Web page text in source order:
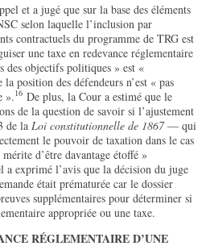
et a jugé que sur la base des éléments
selon laquelle l’inclusion par
contractuels du programme de TRG est
une taxe en redevance réglementaire
des objectifs politiques » est «
position des défendeurs n’est « pas
».16 De plus, la Cour a estimé que le
de la question de savoir si l’ajustement
de la Loi constitutionnelle de 1867— qui
le pouvoir de taxation dans le cas
d’être davantage étoffé »
a exprimé l’avis que la décision du juge
était prématurée car le dossier
supplémentaires pour déterminer si
appropriée ou une taxe.
RÉGLEMENTAIRE D’UNE